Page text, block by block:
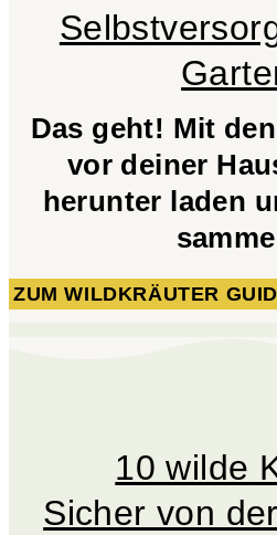
Das geht! Mit
vor deiner
herunter laden
ZUM WILDKRÄUTER
10 wilde
Sicher von